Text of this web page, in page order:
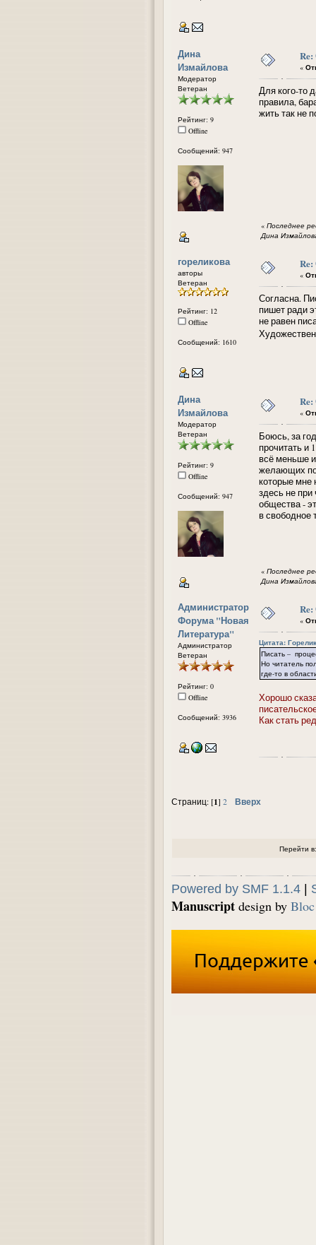
Дина
Измайлова
Модератор
Ветеран
Рейтинг: 9
Offline
Сообщений: 947
«
Для кого-то
правила,
жить так не
« Последнее
Дина
гореликова
авторы
Ветеран
Рейтинг: 12
Offline
Сообщений: 1610
«
Согласна.
пишет ради
не равен
Дина
Измайлова
Модератор
Ветеран
Рейтинг: 9
Offline
Сообщений: 947
«
Боюсь, за
прочитать и
всё меньше
желающих
которые мне
здесь не
общества -
в свободное
« Последнее
Дина
Администратор
Форума "Новая
Литература"
Администратор
Ветеран
Рейтинг: 0
Offline
Сообщений: 3936
«
Цитата:
Писать –
Но читатель
где-то в
Хорошо
Как стать
Страниц: [1] 2 Вверх
Перейти в:
Powered by SMF 1.1.4 |
Manuscript design by Bloc